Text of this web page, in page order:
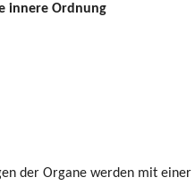
innere Ordnung
der Organe werden mit einer